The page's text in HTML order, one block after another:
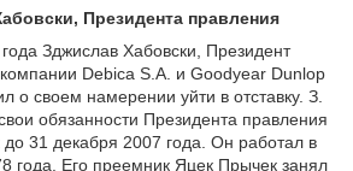
Президента правления
Зджислав Хабовски, Президент
Debica S.A. и Goodyear Dunlop
о своем намерении уйти в отставку. З.
обязанности Президента правления
31 декабря 2007 года. Он работал в
года. Его преемник Яцек Прычек занял